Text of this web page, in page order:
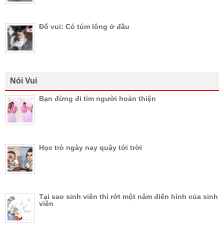
Đố vui: Có túm lông ở đầu
Nói Vui
Bạn đừng đi tìm người hoàn thiện
Học trò ngày nay quậy tới trời
Tại sao sinh viên thi rớt một năm điển hình của sinh
viên